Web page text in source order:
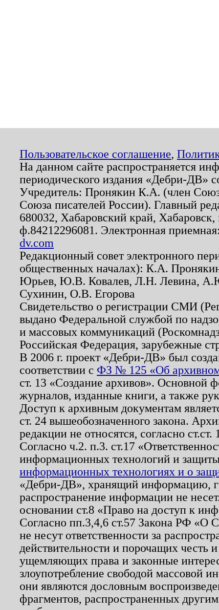
Пользовательское соглашение,
На данном сайте распространяется
периодического издания «Дебри-ДВ»
Учредитель: Пронякин К.А. (член
Союза писателей России). Главный
680032, Хабаровский край,
ф.84212296081. Электронная
dv.com
Редакционный совет электронного
общественных началах): К.А.
Юрьев, Ю.В. Ковалев, Л.Н. Левина,
Сухинин, О.В. Егорова
Свидетельство о регистрации СМИ
выдано Федеральной службой по
и массовых коммуникаций
Российская Федерация, зарубежные
В 2006 г. проект «Дебри-ДВ» был
соответствии с ФЗ № 125 «Об
ст. 13 «Создание архивов». Основной
журналов, изданные книги, а также
Доступ к архивным документам
ст. 24 вышеобозначенного закона.
редакции не относятся, согласно
Согласно ч.2. п.3. ст.17
информационных технологий и
информационных технологиях и о
«Дебри-ДВ», хранящий информацию,
распространение информации не
основании ст.8 «Право на доступ к
Согласно пп.3,4,6 ст.57 Закона РФ «О
не несут ответственности за
действительности и порочащих честь
ущемляющих права и законные
злоупотребление свободой массовой
они являются дословным
фрагментов, распространенных